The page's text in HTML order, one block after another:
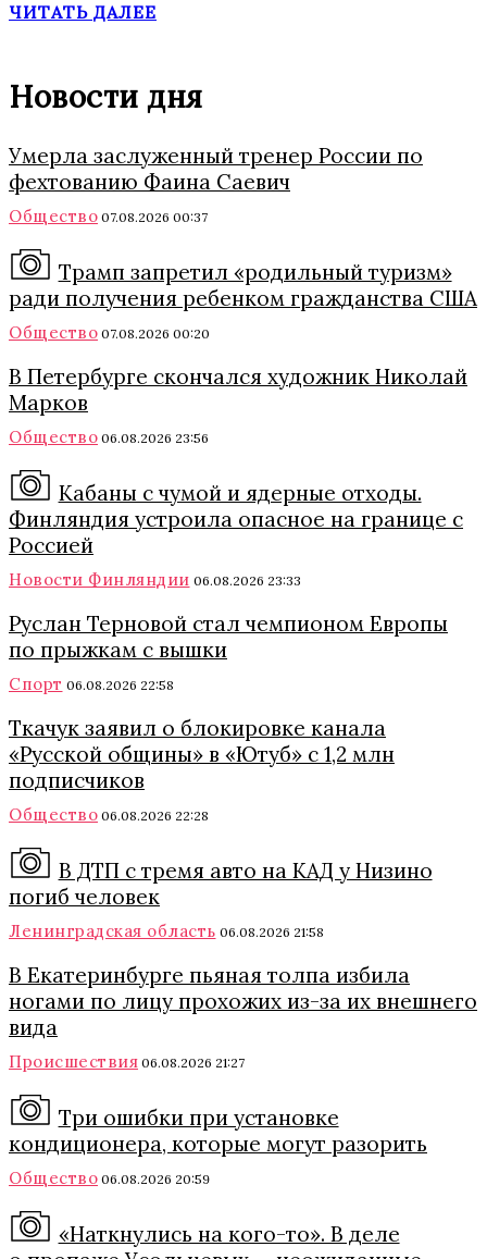
ЧИТАТЬ ДАЛЕЕ
Новости дня
Умерла заслуженный тренер России по
фехтованию Фаина Саевич
Общество 07.08.2026 00:37
Трамп запретил «родильный туризм»
ради получения ребенком гражданства США
Общество 07.08.2026 00:20
В Петербурге скончался художник Николай
Марков
Общество 06.08.2026 23:56
Кабаны с чумой и ядерные отходы.
Финляндия устроила опасное на границе с
Россией
Новости Финляндии 06.08.2026 23:33
Руслан Терновой стал чемпионом Европы
по прыжкам с вышки
Спорт 06.08.2026 22:58
Ткачук заявил о блокировке канала
«Русской общины» в «Ютуб» с 1,2 млн
подписчиков
Общество 06.08.2026 22:28
В ДТП с тремя авто на КАД у Низино
погиб человек
Ленинградская область 06.08.2026 21:58
В Екатеринбурге пьяная толпа избила
ногами по лицу прохожих из-за их внешнего
вида
Происшествия 06.08.2026 21:27
Три ошибки при установке
кондиционера, которые могут разорить
Общество 06.08.2026 20:59
«Наткнулись на кого-то». В деле